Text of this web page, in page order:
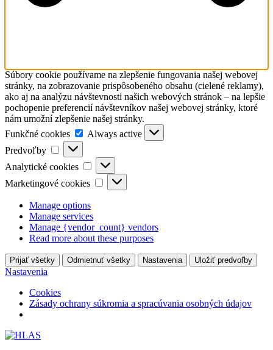
Súbory cookie používame na zlepšenie fungovania našej webovej
stránky, na zobrazovanie prispôsobeného obsahu (cielené reklamy),
ako aj na analýzu návštevnosti našich webových stránok – na lepšie
pochopenie preferencií návštevníkov našej webovej stránky, ktoré
nám umožní zlepšenie našej stránky.
Funkčné cookies
Funkčné
cookies
Always active
Predvoľby
Predvoľby
Analytické cookies
Analytické
cookies
Marketingové cookies
Marketingové
cookies
Manage options
Manage services
Manage {vendor_count} vendors
Read more about these purposes
Prijať všetky Odmietnuť všetky Nastavenia Uložiť predvoľby
Nastavenia
Cookies
Zásady ochrany súkromia a spracúvania osobných údajov